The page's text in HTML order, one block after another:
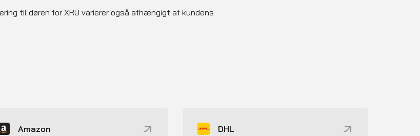
til døren for XRU varierer også afhængigt af kundens
Amazon DHL